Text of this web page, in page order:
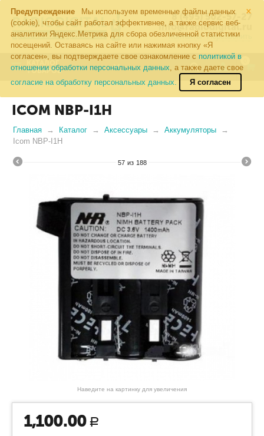
×
Предупреждение
Мы используем временные файлы данных
(cookie), чтобы сайт работал эффективнее, а также сервис веб-
аналитики Яндекс.Метрика для сбора обезличенной статистики
посещений. Оставаясь на сайте или нажимая кнопку «Я
согласен», вы подтверждаете свое ознакомление с политикой в
отношении обработки персональных данных, а также даете свое
согласие на обработку персональных данных.
Я согласен
8 (495) 502-57-27
info@radiodigital.ru
Контакты Перезвонить
КАТАЛОГ
ТОВАРОВ
ICOM NBP-I1H
Главная Каталог Аксессуары
Аккумуляторы
Icom NBP-I1H
57 из 188
Наведите на картинку для увеличения
1,100.00 Р